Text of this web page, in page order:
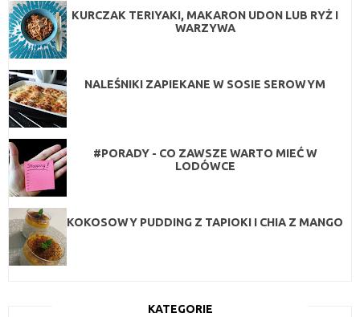
KURCZAK TERIYAKI, MAKARON UDON LUB RYŻ I
WARZYWA
NALEŚNIKI ZAPIEKANE W SOSIE SEROWYM
#PORADY - CO ZAWSZE WARTO MIEĆ W
LODÓWCE
KOKOSOWY PUDDING Z TAPIOKI I CHIA Z MANGO
KATEGORIE